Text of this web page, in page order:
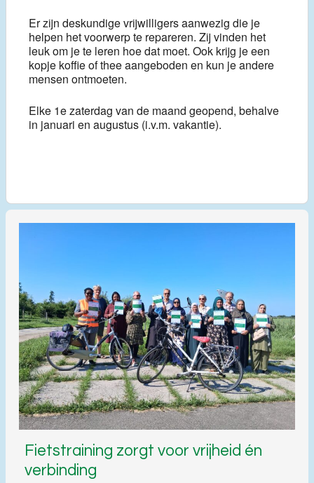
Er zijn deskundige vrijwilligers aanwezig die je
helpen het voorwerp te repareren. Zij vinden het
leuk om je te leren hoe dat moet. Ook krijg je een
kopje koffie of thee aangeboden en kun je andere
mensen ontmoeten.
Elke 1e zaterdag van de maand geopend, behalve
in januari en augustus (i.v.m. vakantie).
Fietstraining zorgt voor vrijheid én
verbinding